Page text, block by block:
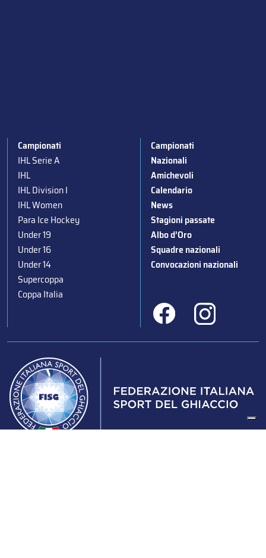
Campionati
IHL Serie A
IHL
IHL Division I
IHL Women
Para Ice Hockey
Under 19
Under 16
Under 14
Supercoppa
Coppa Italia
Campionati
Nazionali
Amichevoli
Calendario
News
Stagioni passate
Albo d’Oro
Squadre nazionali
Convocazioni nazionali